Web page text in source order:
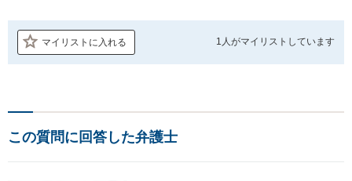
マイリストに入れる 1人がマイリストしています
この質問に回答した弁護士